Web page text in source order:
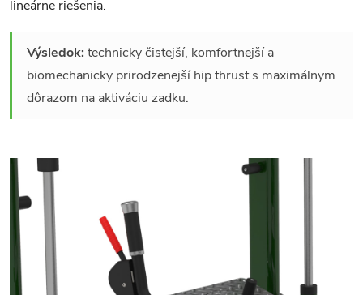
lineárne riešenia.
Výsledok: technicky čistejší, komfortnejší a
biomechanicky prirodzenejší hip thrust s maximálnym
dôrazom na aktiváciu zadku.